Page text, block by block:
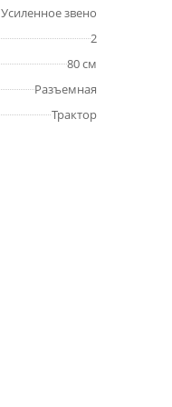
Усиленное звено
2
80 см
Разъемная
Трактор